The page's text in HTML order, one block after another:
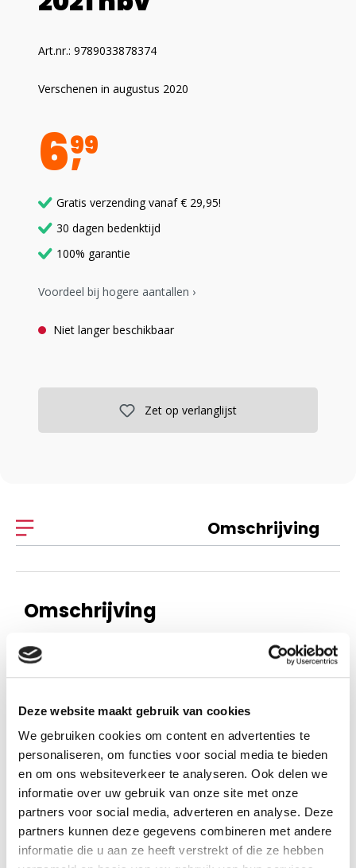
Deze website maakt gebruik van cookies
We gebruiken cookies om content en advertenties te
personaliseren, om functies voor social media te bieden
en om ons websiteverkeer te analyseren. Ook delen we
informatie over uw gebruik van onze site met onze
partners voor social media, adverteren en analyse. Deze
partners kunnen deze gegevens combineren met andere
informatie die u aan ze heeft verstrekt of die ze hebben
Art.nr.: 9789033878374
Verschenen in augustus 2020
699
Gratis verzending vanaf € 29,95!
30 dagen bedenktijd
100% garantie
Voordeel bij hogere aantallen ›
Niet langer beschikbaar
Zet op verlanglijst
Omschrijving
Omschrijving
Dag in dag uit KLEIN
2021 nbv
Dag in dag uit is al ruim dertig jaar een geliefd dagboek. De
365 toegankelijke overdenkingen zijn geschreven door
diverse auteurs uit de breedte van kerkelijk Nederland.
Naast deze paperbackeditie is dit dagboek ook verkrijgbaar
als grote letter-editie (ISBN 9789033878398) en
dagblokkalender (ISBN 9789033878381). Dit dagboek is